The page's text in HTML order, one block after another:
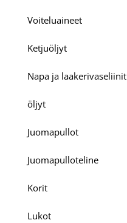
Voiteluaineet
Ketjuöljyt
Napa ja laakerivaseliinit
öljyt
Juomapullot
Juomapulloteline
Korit
Lukot